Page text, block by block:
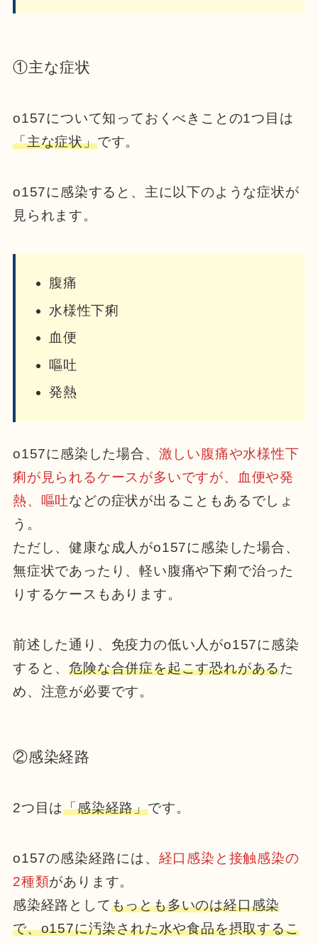
①主な症状
o157について知っておくべきことの1つ目は
「主な症状」です。
o157に感染すると、主に以下のような症状が
見られます。
腹痛
水様性下痢
血便
嘔吐
発熱
o157に感染した場合、 激しい腹痛や水様性下
痢が見られるケースが多いですが、血便や発
熱、嘔吐などの症状が出ることもあるでしょ
う。
ただし、健康な成人がo157に感染した場合、
無症状であったり、軽い腹痛や下痢で治った
りするケースもあります。
前述した通り、免疫力の低い人がo157に感染
すると、危険な合併症を起こす恐れがあるた
め、注意が必要です。
②感染経路
2つ目は「感染経路」です。
o157の感染経路には、 経口感染と接触感染の
2種類があります。
感染経路としてもっとも多いのは経口感染
で、o157に汚染された水や食品を摂取するこ